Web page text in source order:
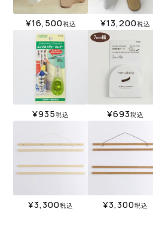
¥16,500税込 ¥13,200税込
¥935税込 ¥693税込
¥3,300税込 ¥3,300税込